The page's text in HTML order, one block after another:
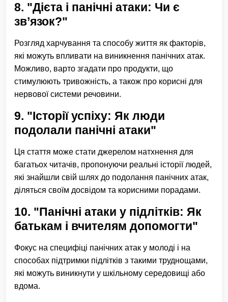
8. "Дієта і панічні атаки: Чи є
зв’язок?"
Розгляд харчування та способу життя як факторів,
які можуть впливати на виникнення панічних атак.
Можливо, варто згадати про продукти, що
стимулюють тривожність, а також про корисні для
нервової системи речовини.
9. "Історії успіху: Як люди
подолали панічні атаки"
Ця стаття може стати джерелом натхнення для
багатьох читачів, пропонуючи реальні історії людей,
які знайшли свій шлях до подолання панічних атак,
діляться своїм досвідом та корисними порадами.
10. "Панічні атаки у підлітків: Як
батькам і вчителям допомогти"
Фокус на специфіці панічних атак у молоді і на
способах підтримки підлітків з такими труднощами,
які можуть виникнути у шкільному середовищі або
вдома.